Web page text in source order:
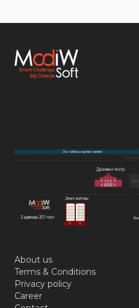
About us
Terms & Conditions
Privacy policy
Career